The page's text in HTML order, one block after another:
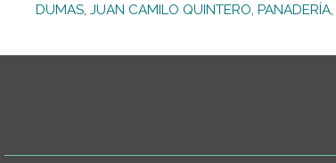
DUMAS, JUAN CAMILO QUINTERO, PANADERÍA,